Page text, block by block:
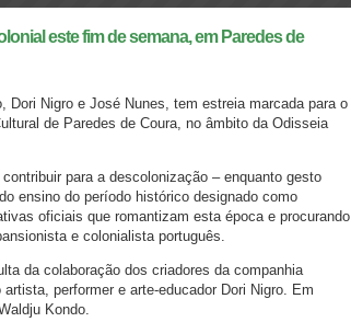
este fim de semana, em Paredes de
Dori Nigro e José Nunes, tem estreia marcada para o
de Paredes de Coura, no âmbito da Odisseia
para a descolonização – enquanto gesto
ensino do período histórico designado como
oficiais que romantizam esta época e procurando
e colonialista português.
da colaboração dos criadores da companhia
performer e arte-educador Dori Nigro. Em
Kondo.